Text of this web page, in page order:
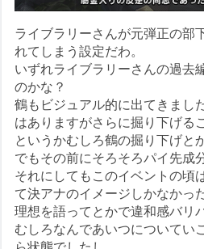
ライブラリーさんが元弾正の部
れてしまう設定だわ。
いずれライブラリーさんの過去
のかな？
鶴もビジュアル的に出てきまし
はありますがさらに掘り下げる
というかむしろ鶴の掘り下げと
でもその前にそろそろパイ先成
それにしてもこのイベントの頃
て決アナのイメージしかなかっ
理想を語ってとかで違和感バリ
むしろなんであいつについてい